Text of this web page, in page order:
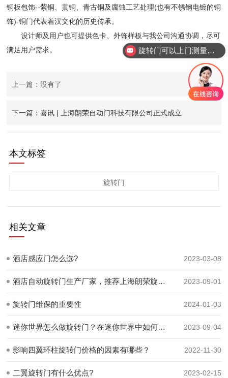
铜板包饰--紫铜、黄铜、青古铜及腐蚀工艺处理(也有不锈钢电镀的铜
饰)-铜门代表着汉文化的历史传承。
设计师及用户也可提供色卡、外饰样板与我公司沟通协调，尽可
满足用户需求。
上一篇：没有了
下一篇：喜讯 | 上海朗荣自动门科技有限公司正式成立
本文标签
旋转门
相关文章
酒店感应门怎么选? 2023-03-08
酒店自动旋转门生产厂家，推荐上海朗荣旋转门 2023-09-01
旋转门维保的重要性 2024-01-03
迷你世界怎么做旋转门？在迷你世界中如何制作旋转门 2023-09-04
影响四翼环柱旋转门价格的因素有哪些？ 2022-11-30
二翼旋转门有什么优点? 2023-02-15
旋转门可以上门测量安装吗？